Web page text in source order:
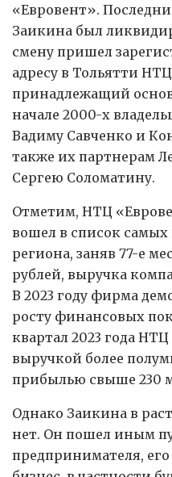
«Евровент».
Заикина был
смену пришел
адресу в Тольятти
принадлежащий
начале 2000-х
Вадиму Савченко и
также их партнерам
Сергею Соломатину.
Отметим, НТЦ
вошел в список
региона, заняв 77-е
рублей, выручка
В 2023 году фирма
росту финансовых
квартал 2023 года
выручкой более
прибылью свыше 230
Однако Заикина в
нет. Он пошел иным
предпринимателя,